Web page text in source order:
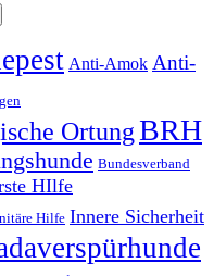
Anti-Amok Anti-
OrtungBRH
Bundesverband
HIlfe
Hilfe Innere Sicherheit